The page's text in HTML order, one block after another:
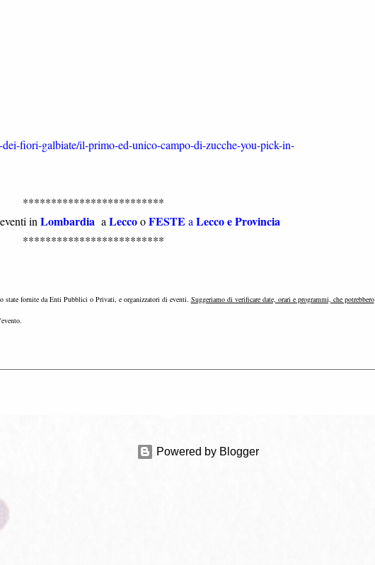
fiori-galbiate/il-primo-ed-unico-campo-di-zucche-you-pick-in-
*************************
in Lombardia a LeccooFESTE a Lecco e Provincia
*************************
state fornite da Enti Pubblici o Privati, e organizzatori di eventi. Suggeriamo di verificare date, orari e programmi, che potrebbero
Powered by Blogger